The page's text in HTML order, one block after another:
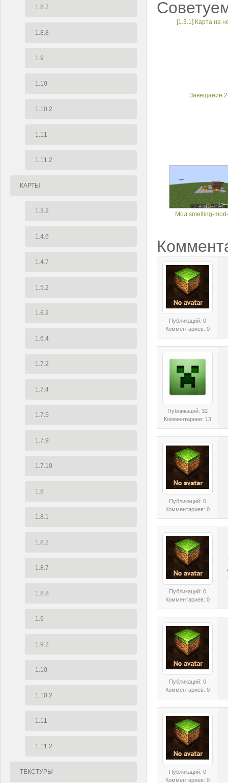
1.8.7
1.8.8
1.9
1.10
1.10.2
1.11
1.11.2
КАРТЫ
1.3.2
1.4.6
1.4.7
1.5.2
1.6.2
1.6.4
1.7.2
1.7.4
1.7.5
1.7.9
1.7.10
1.8
1.8.1
1.8.2
1.8.7
1.8.8
1.9
1.9.2
1.10
1.10.2
1.11
1.11.2
ТЕКСТУРЫ
[1.3.1] Карта на
Завещание 2
Мод smelting-
Публикаций: 0
Комментариев: 0
Публикаций: 32
Комментариев: 13
Публикаций: 0
Комментариев: 0
Публикаций: 0
Комментариев: 0
Публикаций: 0
Комментариев: 0
Публикаций: 0
Комментариев: 0